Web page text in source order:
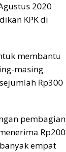
2020
KPK di
membantu
masing
Rp300
pembagian
Rp200
empat